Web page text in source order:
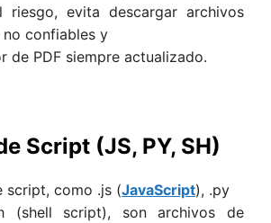
riesgo, evita descargar archivos
no confiables y
de PDF siempre actualizado.
Script (JS, PY, SH)
script, como .js (JavaScript), .py
(shell script), son archivos de